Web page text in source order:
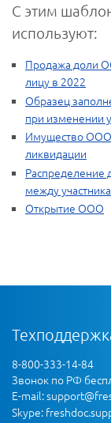
С этим
используют:
Продажа доли
лицу в 2022
Образец
при изменении
Имущество
ликвидации
между
Открытие ООО
8-800-333-14-84
Звонок по РФ
E-mail:
Skype: